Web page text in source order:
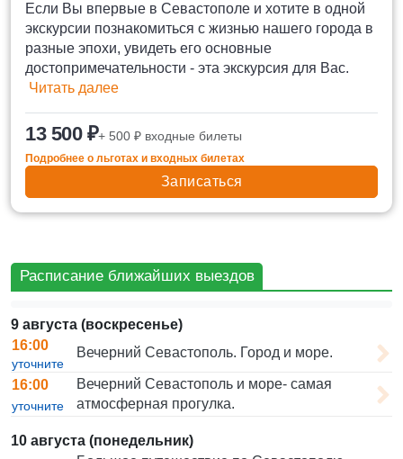
Если Вы впервые в Севастополе и хотите в одной
экскурсии познакомиться с жизнью нашего города в
разные эпохи, увидеть его основные
достопримечательности - эта экскурсия для Вас.
Читать далее
13 500 ₽+ 500 ₽ входные билеты
Подробнее о льготах и входных билетах
Записаться
Расписание ближайших выездов
9 августа (воскресенье)
16:00
уточните
Вечерний Севастополь. Город и море.
16:00
уточните
Вечерний Севастополь и море- самая
атмосферная прогулка.
10 августа (понедельник)